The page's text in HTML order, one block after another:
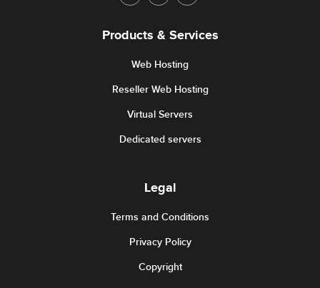
Products & Services
Web Hosting
Reseller Web Hosting
Virtual Servers
Dedicated servers
Legal
Terms and Conditions
Privacy Policy
Copyright